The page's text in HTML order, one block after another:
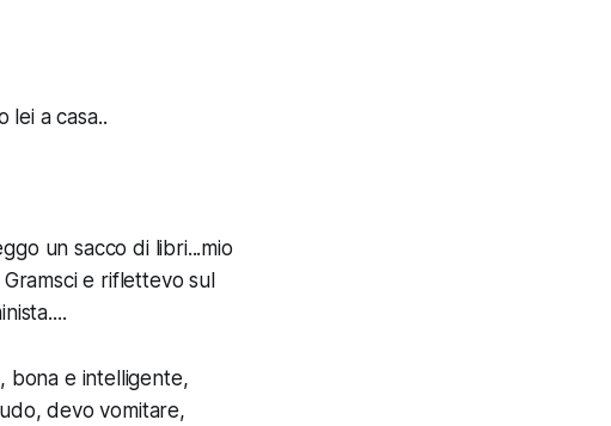
lei a casa..
un sacco di libri...mio
e riflettevo sul
bona e intelligente,
devo vomitare,